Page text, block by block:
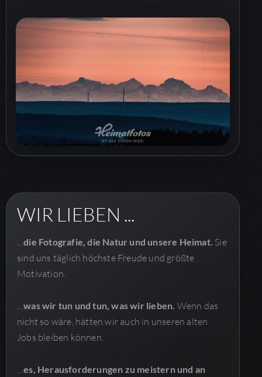
WIR LIEBEN ...
…die Fotografie, die Natur und unsere Heimat. Sie
sind uns täglich höchste Freude und größte
Motivation.
…was wir tun und tun, was wir lieben. Wenn das
nicht so wäre, hätten wir auch in unseren alten
Jobs bleiben können.
…es, Herausforderungen zu meistern und an